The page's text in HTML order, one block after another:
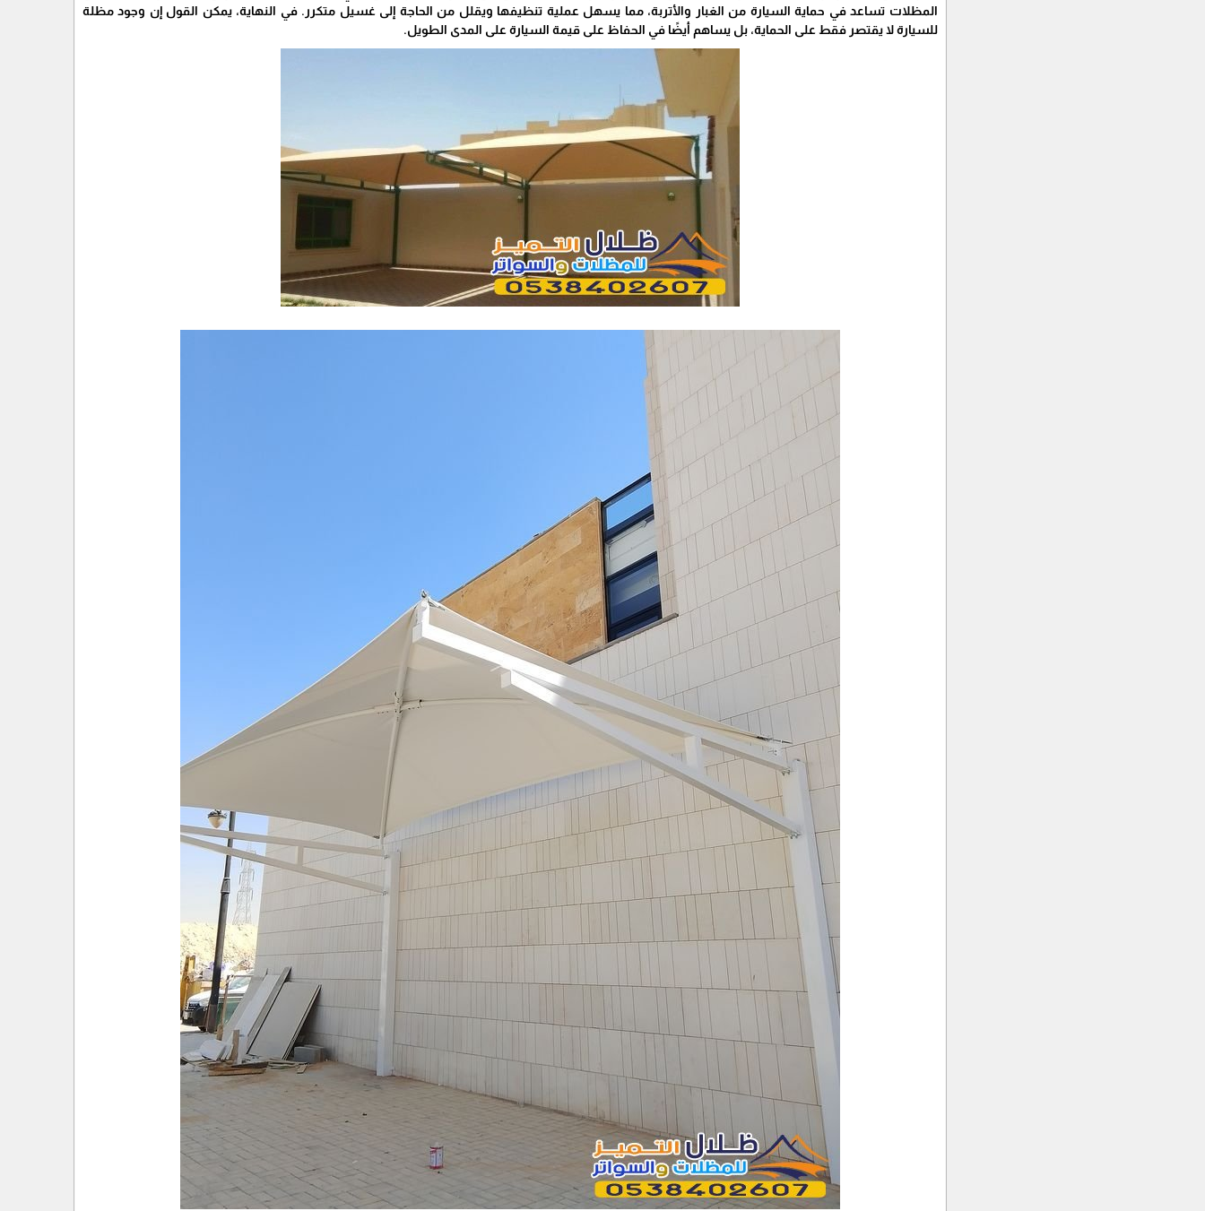
المظلات تساعد في حماية السيارة من الغبار والأتربة، مما يسهل عملية تنظيفها ويقلل من الحاجة إلى غسيل متكرر. في النهاية، يمكن القول إن وجود مظلة
للسيارة لا يقتصر فقط على الحماية، بل يساهم أيضًا في الحفاظ على قيمة السيارة على المدى الطويل.